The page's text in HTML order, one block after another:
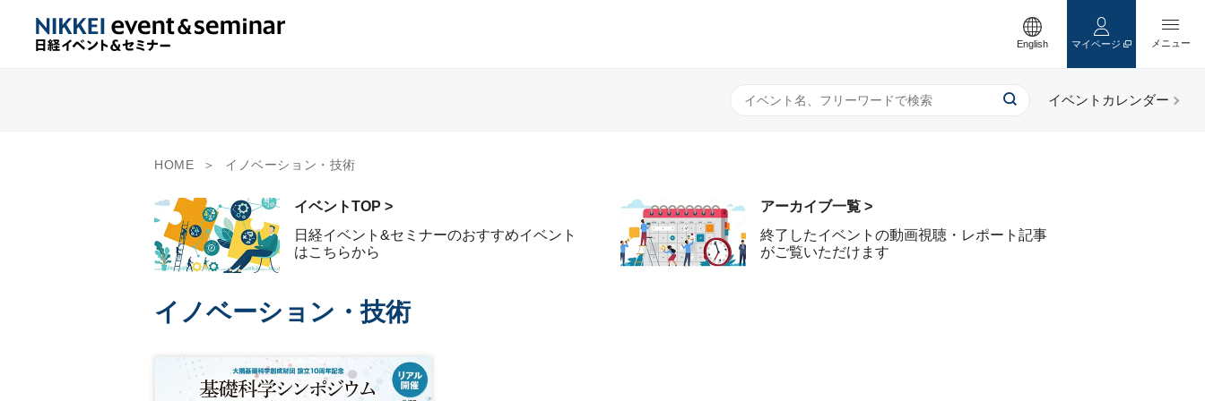
English マイページ
HOME イノベーション・技術
イベントTOP >
日経イベント&セミナーのおすすめイベント
はこちらから
アーカイブ一覧 >
終了したイベントの動画視聴・レポート記事
がご覧いただけます
イノベーション・技術